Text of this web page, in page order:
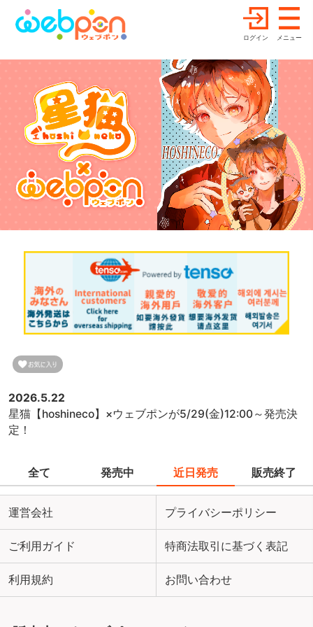
ログイン メニュー
2026.5.22
星猫【hoshineco】×ウェブポンが5/29(金)12:00～発売決
定！
全て 発売中 近日発売 販売終了
運営会社 プライバシーポリシー
ご利用ガイド 特商法取引に基づく表記
利用規約 お問い合わせ